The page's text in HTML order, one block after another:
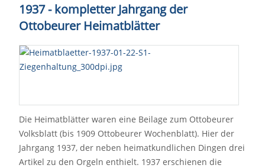
1937 - kompletter Jahrgang der
Ottobeurer Heimatblätter
Die Heimatblätter waren eine Beilage zum Ottobeurer
Volksblatt (bis 1909 Ottobeurer Wochenblatt). Hier der
Jahrgang 1937, der neben heimatkundlichen Dingen drei
Artikel zu den Orgeln enthielt. 1937 erschienen die